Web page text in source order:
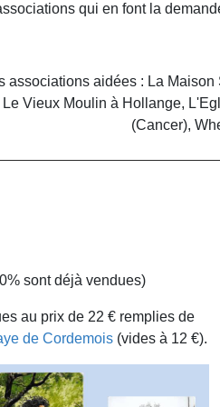
qui en font la
associations aidées : La
Le Vieux Moulin à Hollange,
(Cancer),
sont déjà vendues)
au prix de 22 € remplies de
de Cordemois (vides à 12 €).